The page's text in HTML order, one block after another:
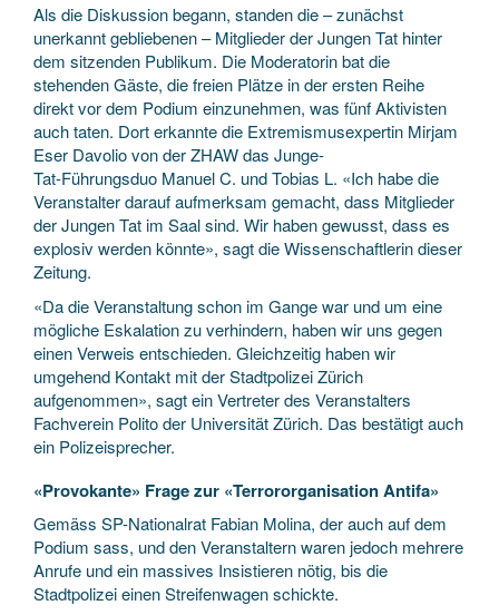
Als die Diskussion begann, standen die – zunächst
unerkannt gebliebenen – Mitglieder der Jungen Tat hinter
dem sitzenden Publikum. Die Moderatorin bat die
stehenden Gäste, die freien Plätze in der ersten Reihe
direkt vor dem Podium einzunehmen, was fünf Aktivisten
auch taten. Dort erkannte die Extremismusexpertin Mirjam
Eser Davolio von der ZHAW das Junge-
Tat-Führungsduo Manuel C. und Tobias L. «Ich habe die
Veranstalter darauf aufmerksam gemacht, dass Mitglieder
der Jungen Tat im Saal sind. Wir haben gewusst, dass es
explosiv werden könnte», sagt die Wissenschaftlerin dieser
Zeitung.
«Da die Veranstaltung schon im Gange war und um eine
mögliche Eskalation zu verhindern, haben wir uns gegen
einen Verweis entschieden. Gleichzeitig haben wir
umgehend Kontakt mit der Stadtpolizei Zürich
aufgenommen», sagt ein Vertreter des Veranstalters
Fachverein Polito der Universität Zürich. Das bestätigt auch
ein Polizeisprecher.
«Provokante» Frage zur «Terrororganisation Antifa»
Gemäss SP-Nationalrat Fabian Molina, der auch auf dem
Podium sass, und den Veranstaltern waren jedoch mehrere
Anrufe und ein massives Insistieren nötig, bis die
Stadtpolizei einen Streifenwagen schickte.